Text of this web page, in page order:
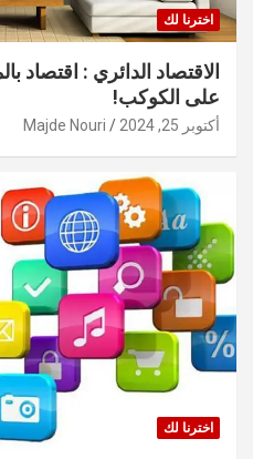
اخترنا لك
الاقتصاد الدائري : اقتصاد
على الكوكب!
أكتوبر 25, 2024 Majde Nouri
اخترنا لك